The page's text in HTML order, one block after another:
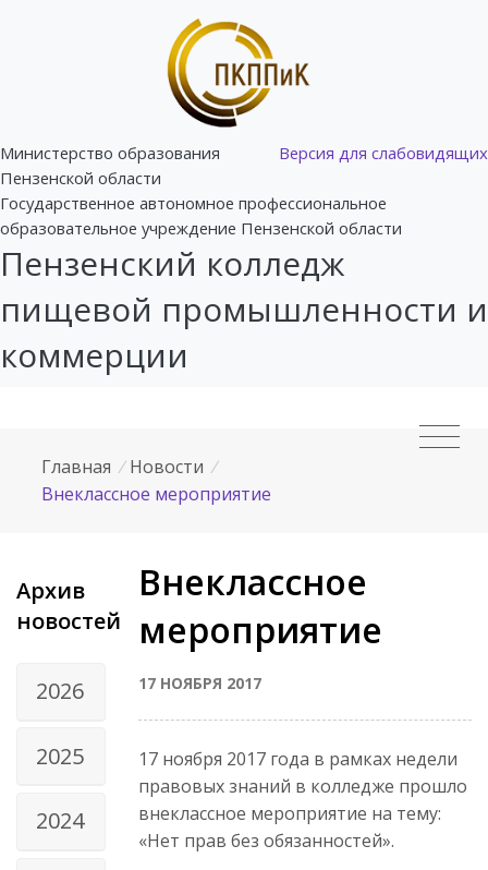
Версия для слабовидящих
Министерство образования
Пензенской области
Государственное автономное профессиональное
образовательное учреждение Пензенской области
Пензенский колледж
пищевой промышленности и
коммерции
Главная / Новости /
Внеклассное мероприятие
Архив
новостей
2026
2025
2024
Внеклассное
мероприятие
17 НОЯБРЯ 2017
17 ноября 2017 года в рамках недели
правовых знаний в колледже прошло
внеклассное мероприятие на тему:
«Нет прав без обязанностей».